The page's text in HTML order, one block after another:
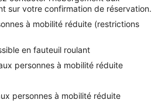
sur votre confirmation de réservation.
à mobilité réduite (restrictions
en fauteuil roulant
personnes à mobilité réduite
personnes à mobilité réduite